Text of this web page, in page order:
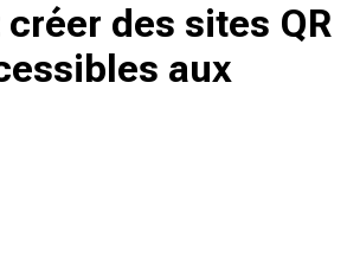
des sites QR
aux